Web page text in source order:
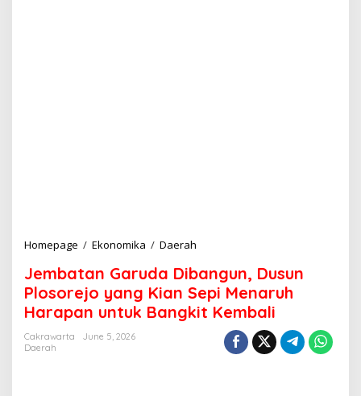
Homepage / Ekonomika / Daerah
m
b
a
t
Jembatan Garuda Dibangun, Dusun
Plosorejo yang Kian Sepi Menaruh
Harapan untuk Bangkit Kembali
Cakrawarta
June 5, 2026
Daerah